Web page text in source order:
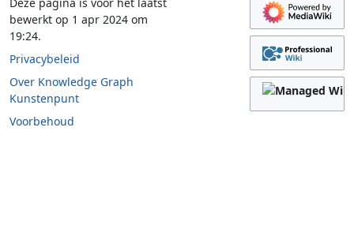
bewerkt op 1 apr 2024 om
19:24.
Privacybeleid
Over Knowledge Graph
Kunstenpunt
Voorbehoud